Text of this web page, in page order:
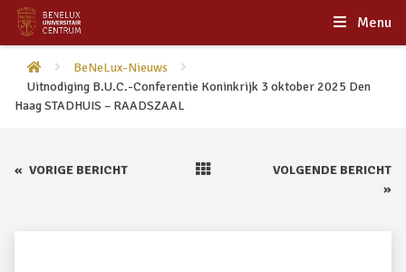
Menu
BeNeLux-Nieuws
Uitnodiging B.U.C.-Conferentie Koninkrijk 3 oktober 2025 Den
Haag STADHUIS – RAADSZAAL
« VORIGE BERICHT
VOLGENDE BERICHT
»